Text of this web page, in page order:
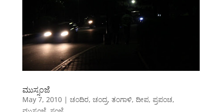
ಮುಸ್ಸಂಜೆ
May 7, 2010| ಚಂದಿರ, ಚಂದ್ರ, ತಂಗಾಳಿ, ದೀಪ, ಪ್ರಪಂಚ,